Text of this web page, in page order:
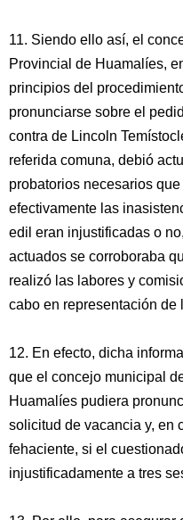
11. Siendo ello así, el
Provincial de Huamalíes,
principios del
pronunciarse sobre el
contra de Lincoln
referida comuna, debió
probatorios necesarios
efectivamente las
edil eran injustificadas o
actuados se corroboraba
realizó las labores y
cabo en representación de
12. En efecto, dicha
que el concejo municipal
Huamalíes pudiera
solicitud de vacancia y, en
fehaciente, si el
injustificadamente a tres